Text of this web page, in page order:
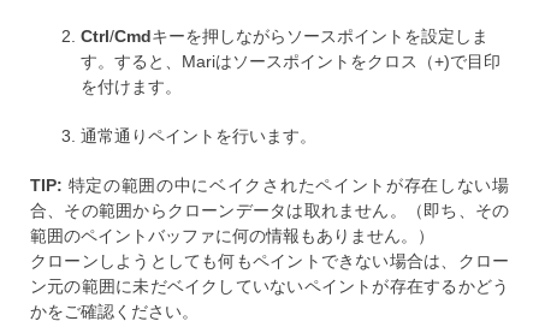
Ctrl/Cmdキーを押しながらソースポイントを設定しま
す。すると、Mariはソースポイントをクロス（+)で目印
を付けます。
通常通りペイントを行います。
TIP: 特定の範囲の中にベイクされたペイントが存在しない場
合、その範囲からクローンデータは取れません。（即ち、その
範囲のペイントバッファに何の情報もありません。）
クローンしようとしても何もペイントできない場合は、クロー
ン元の範囲に未だベイクしていないペイントが存在するかどう
かをご確認ください。